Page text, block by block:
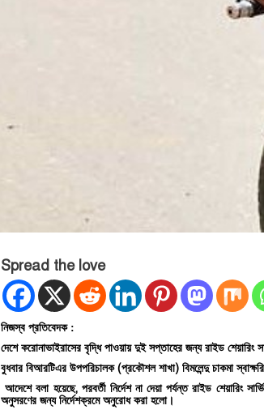
Spread the love
নিজস্ব প্রতিবেদক :
দেশে করোনাভাইরাসের বৃদ্ধি পাওয়ায় দুই সপ্তাহের জন্য রাইড শেয়ারিং
বুধবার বিআরটিএর উপপরিচালক(প্রকৌশল শাখা)বিমলেন্দু চাকমা
আদেশে বলা হয়েছে, পরবর্তী নির্দেশ না দেয়া পর্যন্ত রাইড শেয়ারিং
অনুসরণের জন্য নির্দেশক্রমে অনুরোধ করা হলো।